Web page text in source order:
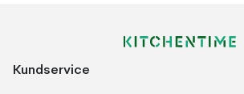
Kundservice